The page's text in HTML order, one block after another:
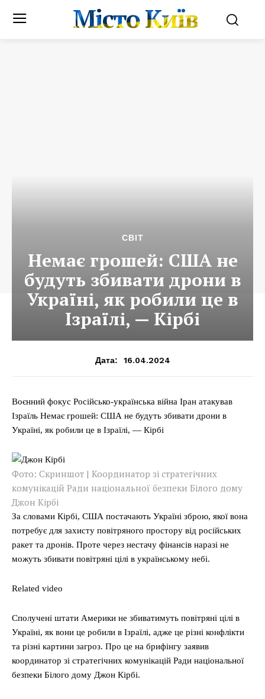
Місто Київ
СВІТ
Немає грошей: США не
будуть збивати дрони в
Україні, як робили це в
Ізраїлі, — Кірбі
Дата: 16.04.2024
Воєнний фокус Російсько-українська війна Іран атакував
Ізраїль Немає грошей: США не будуть збивати дрони в
Україні, як робили це в Ізраїлі, — Кірбі
Фото: Скриншот | Координатор зі стратегічних
комунікацій Ради національної безпеки Білого дому
Джон Кірбі
За словами Кірбі, США постачають Україні зброю, якої вона
потребує для захисту повітряного простору від російських
ракет та дронів. Проте через нестачу фінансів наразі не
можуть збивати повітряні цілі в українському небі.
Related video
Сполучені штати Америки не збиватимуть повітряні цілі в
Україні, як вони це робили в Ізраїлі, адже це різні конфлікти
та різні картини загроз. Про це на брифінгу заявив
координатор зі стратегічних комунікацій Ради національної
безпеки Білого дому Джон Кірбі.